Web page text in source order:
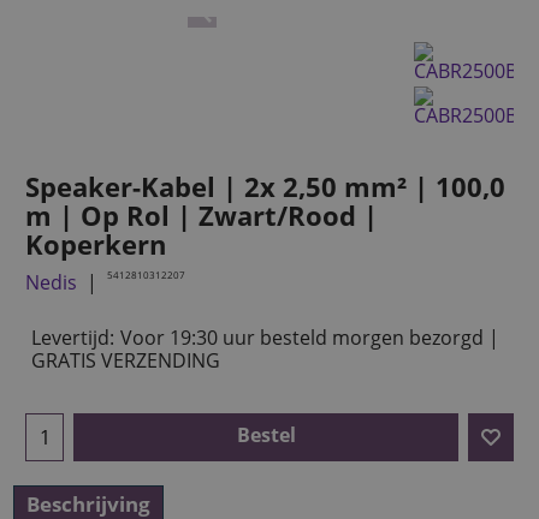
Speaker-Kabel | 2x 2,50 mm² | 100,0
m | Op Rol | Zwart/Rood |
Koperkern
Nedis 5412810312207
Levertijd: Voor 19:30 uur besteld morgen bezorgd |
GRATIS VERZENDING
Bestel
Beschrijving